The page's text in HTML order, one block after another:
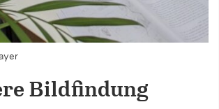
Bildfindung